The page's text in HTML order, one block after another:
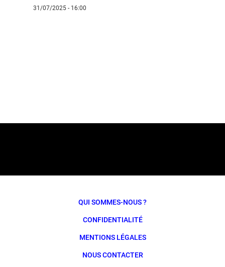
31/07/2025 - 16:00
QUI SOMMES-NOUS ?
CONFIDENTIALITÉ
MENTIONS LÉGALES
NOUS CONTACTER